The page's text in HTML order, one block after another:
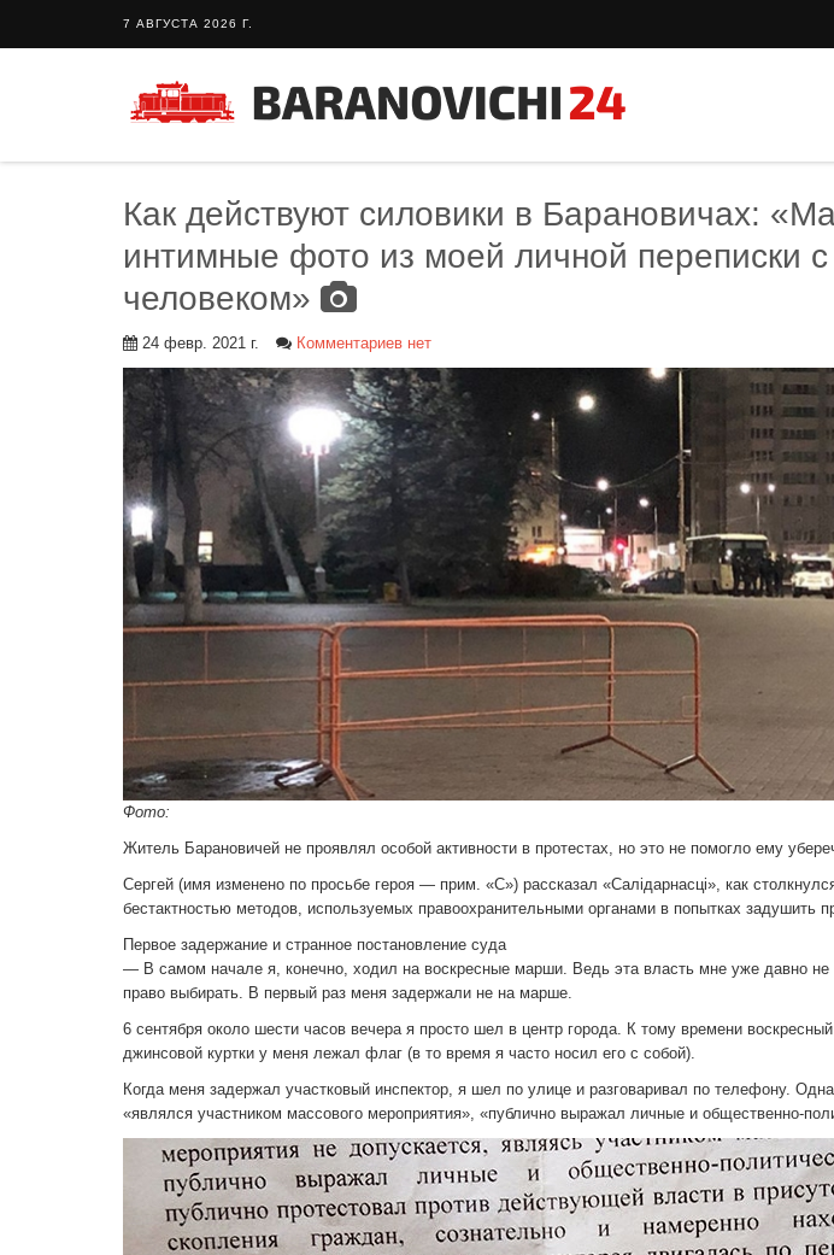
7 АВГУСТА 2026 Г.
Как действуют силовики в Барановичах:
интимные фото из моей личной переписки
человеком»
24 февр. 2021 г. Комментариев нет
Фото:
Житель Барановичей не проявлял особой активности в протестах, но это не помогло ему
Сергей (имя изменено по просьбе героя — прим. «С») рассказал «Салідарнасці», как
бестактностью методов, используемых правоохранительными органами в попытках задушить
Первое задержание и странное постановление суда
— В самом начале я, конечно, ходил на воскресные марши. Ведь эта власть мне уже давно не
право выбирать. В первый раз меня задержали не на марше.
6 сентября около шести часов вечера я просто шел в центр города. К тому времени
джинсовой куртки у меня лежал флаг (в то время я часто носил его с собой).
Когда меня задержал участковый инспектор, я шел по улице и разговаривал по телефону.
«являлся участником массового мероприятия», «публично выражал личные и общественно-
Тайный гость: Кафе "Grand Buffet"